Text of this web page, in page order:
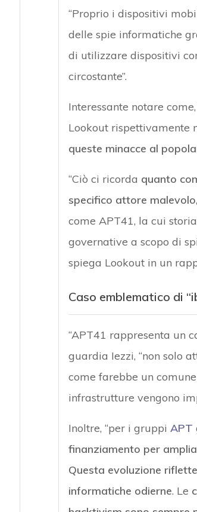
“Proprio i dispositivi
delle spie informatiche
di utilizzare dispositivi
circostante”.
Interessante notare
Lookout rispettivamente
queste minacce al
“Ciò ci ricorda quanto
specifico attore malevolo
come APT41, la cui
governative a scopo di
spiega Lookout in un
Caso emblematico di
“APT41 rappresenta un
guardia Iezzi, “non solo
come farebbe un
infrastrutture vengono
Inoltre, “per i gruppi APT
finanziamento per
Questa evoluzione
informatiche odierne. Le